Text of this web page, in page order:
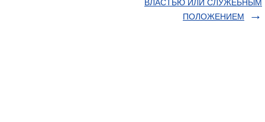
ВЛАСТЬЮ ИЛИ СЛУЖЕБНЫМ
ПОЛОЖЕНИЕМ